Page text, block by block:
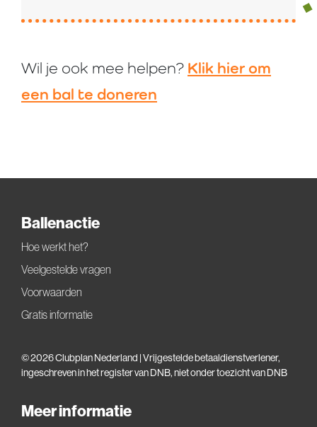
Wil je ook mee helpen? Klik hier om
een bal te doneren
Ballenactie
Hoe werkt het?
Veelgestelde vragen
Voorwaarden
Gratis informatie
© 2026 Clubplan Nederland | Vrijgestelde betaaldienstverlener,
ingeschreven in hetregister van DNB, niet onder toezicht van DNB
Meer informatie